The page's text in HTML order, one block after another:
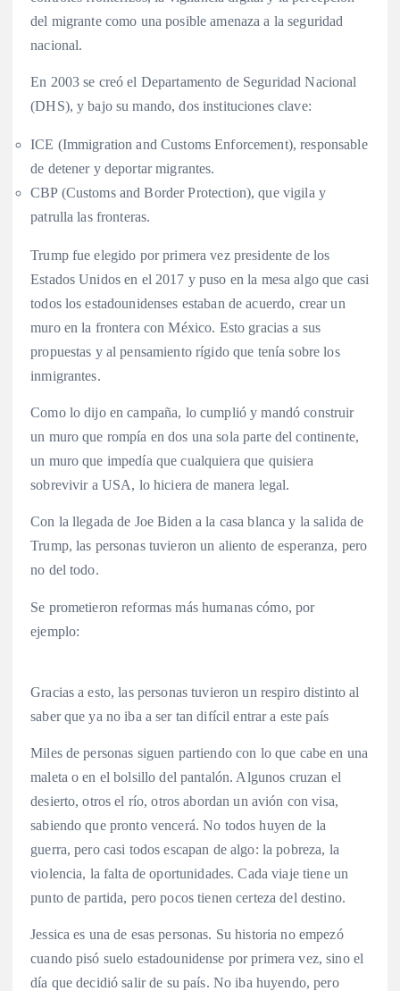
del migrante como una posible amenaza a la seguridad
nacional.
En 2003 se creó el Departamento de Seguridad Nacional
(DHS), y bajo su mando, dos instituciones clave:
ICE (Immigration and Customs Enforcement), responsable
de detener y deportar migrantes.
CBP (Customs and Border Protection), que vigila y
patrulla las fronteras.
Trump fue elegido por primera vez presidente de los
Estados Unidos en el 2017 y puso en la mesa algo que casi
todos los estadounidenses estaban de acuerdo, crear un
muro en la frontera con México. Esto gracias a sus
propuestas y al pensamiento rígido que tenía sobre los
inmigrantes.
Como lo dijo en campaña, lo cumplió y mandó construir
un muro que rompía en dos una sola parte del continente,
un muro que impedía que cualquiera que quisiera
sobrevivir a USA, lo hiciera de manera legal.
Con la llegada de Joe Biden a la casa blanca y la salida de
Trump, las personas tuvieron un aliento de esperanza, pero
no del todo.
Se prometieron reformas más humanas cómo, por
ejemplo:
Gracias a esto, las personas tuvieron un respiro distinto al
saber que ya no iba a ser tan difícil entrar a este país
Miles de personas siguen partiendo con lo que cabe en una
maleta o en el bolsillo del pantalón. Algunos cruzan el
desierto, otros el río, otros abordan un avión con visa,
sabiendo que pronto vencerá. No todos huyen de la
guerra, pero casi todos escapan de algo: la pobreza, la
violencia, la falta de oportunidades. Cada viaje tiene un
punto de partida, pero pocos tienen certeza del destino.
Jessica es una de esas personas. Su historia no empezó
cuando pisó suelo estadounidense por primera vez, sino el
día que decidió salir de su país. No iba huyendo, pero